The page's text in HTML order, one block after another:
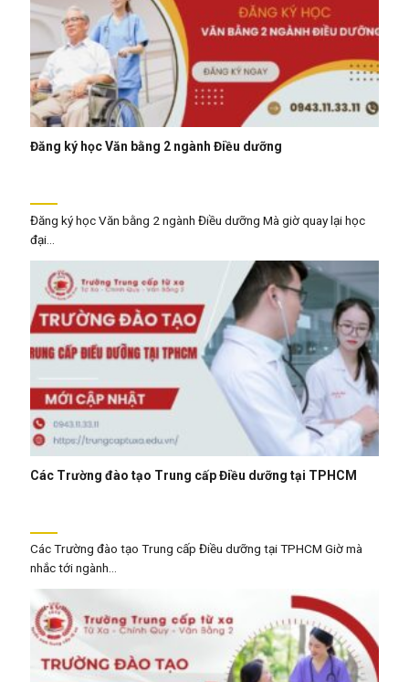
Đăng ký học Văn bằng 2 ngành Điều dưỡng
Đăng ký học Văn bằng 2 ngành Điều dưỡng Mà giờ quay lại học
đại...
Các Trường đào tạo Trung cấp Điều dưỡng tại TPHCM
Các Trường đào tạo Trung cấp Điều dưỡng tại TPHCM Giờ mà
nhắc tới ngành...